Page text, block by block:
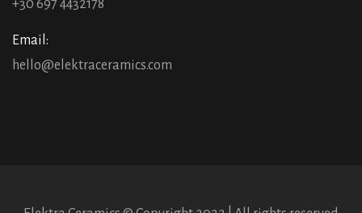
+30 697 4432178
Email:
hello@elektraceramics.com